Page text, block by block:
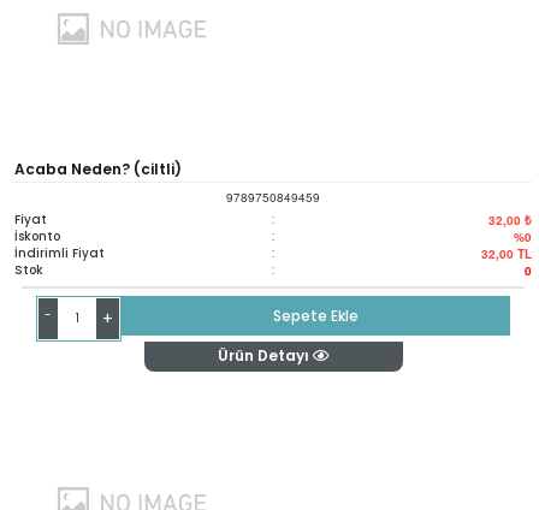
Acaba Neden? (ciltli)
9789750849459
Fiyat : 32,00 ₺
İskonto : %0
İndirimli Fiyat : 32,00 TL
Stok : 0
- +
Sepete Ekle
Ürün Detayı